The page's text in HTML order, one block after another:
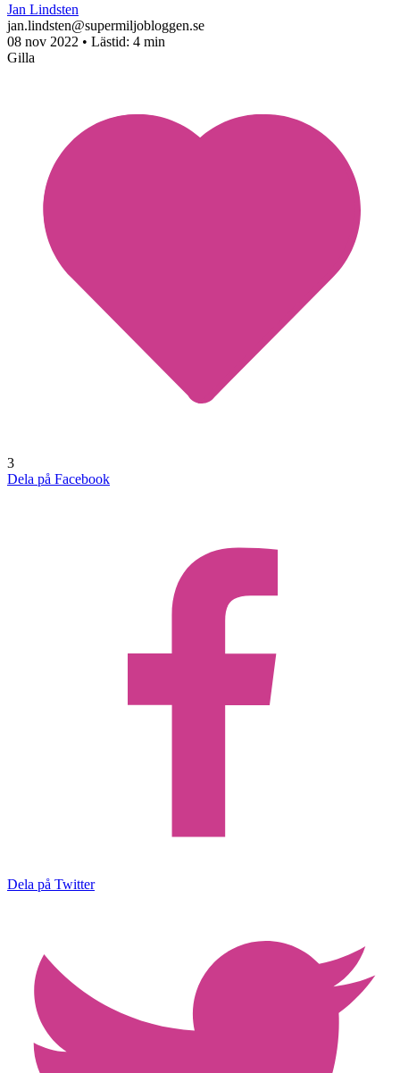
Jan Lindsten
jan.lindsten@supermiljobloggen.se
08 nov 2022 • Lästid: 4 min
Gilla
3
Dela på Facebook
Dela på Twitter